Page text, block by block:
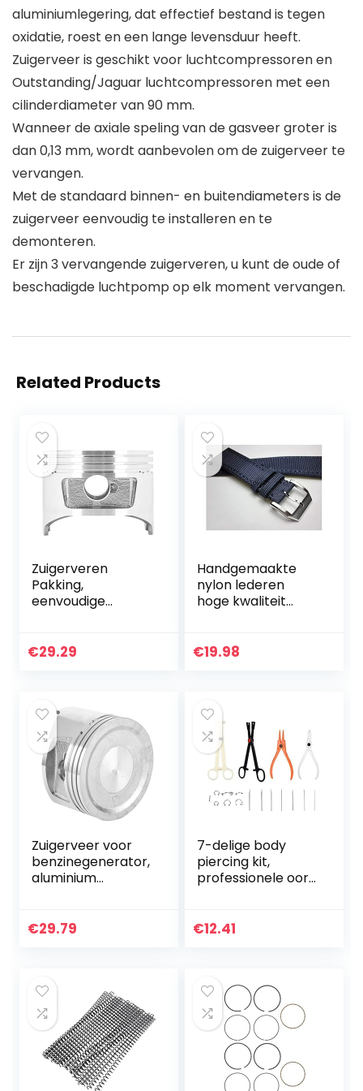
aluminiumlegering, dat effectief bestand is tegen
oxidatie, roest en een lange levensduur heeft.
Zuigerveer is geschikt voor luchtcompressoren en
Outstanding/Jaguar luchtcompressoren met een
cilinderdiameter van 90 mm.
Wanneer de axiale speling van de gasveer groter is
dan 0,13 mm, wordt aanbevolen om de zuigerveer te
vervangen.
Met de standaard binnen- en buitendiameters is de
zuigerveer eenvoudig te installeren en te
demonteren.
Er zijn 3 vervangende zuigerveren, u kunt de oude of
beschadigde luchtpomp op elk moment vervangen.
Related Products
Zuigerveren
Pakking,
eenvoudige
motoronderdelen
voor…
€29.29
Handgemaakte
nylon lederen
hoge kwaliteit
sport horlogeband
€19.98
Zuigerveer voor
benzinegenerator,
aluminium
generatorzuiger
€29.79
7-delige body
piercing kit,
professionele oor
veilig gebruik body
€12.41